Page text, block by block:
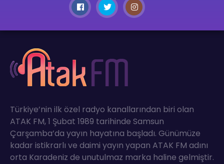
Türkiye’nin ilk özel radyo kanallarından biri olan
ATAK FM, 1 Şubat 1989 tarihinde Samsun
Çarşamba’da yayın hayatına başladı. Günümüze
kadar istikrarlı ve daimi yayın yapan ATAK FM adını
orta Karadeniz de unutulmaz marka haline gelmiştir.